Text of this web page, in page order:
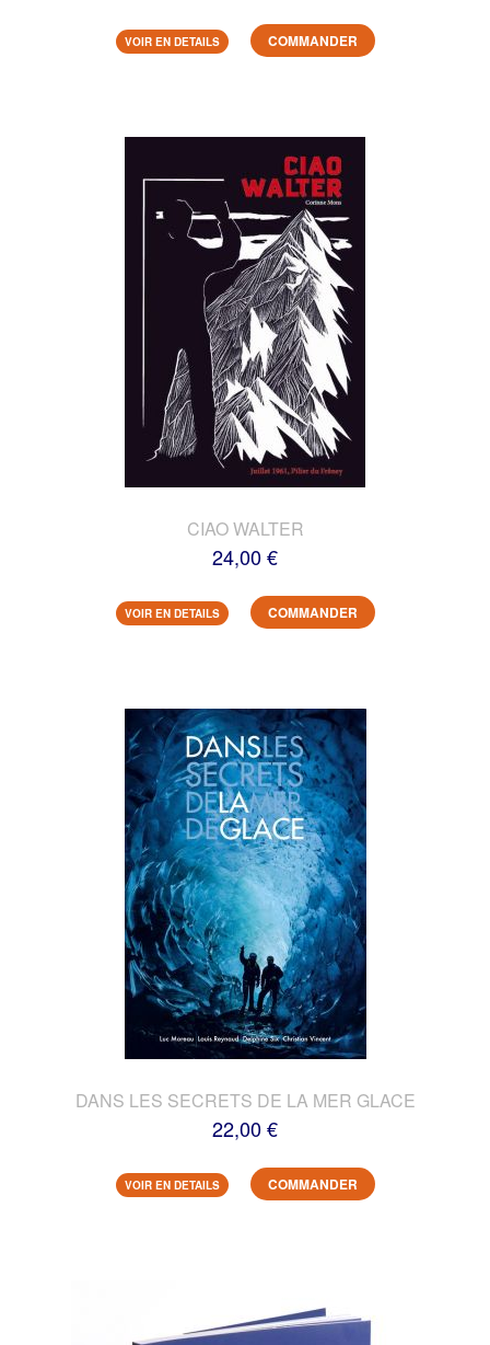
VOIR EN DETAILS COMMANDER
CIAO WALTER
24,00 €
VOIR EN DETAILS COMMANDER
DANS LES SECRETS DE LA MER GLACE
22,00 €
VOIR EN DETAILS COMMANDER